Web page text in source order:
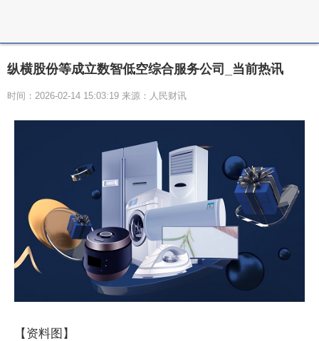
纵横股份等成立数智低空综合服务公司_当前热讯
时间：2026-02-14 15:03:19 来源：人民财讯
【资料图】